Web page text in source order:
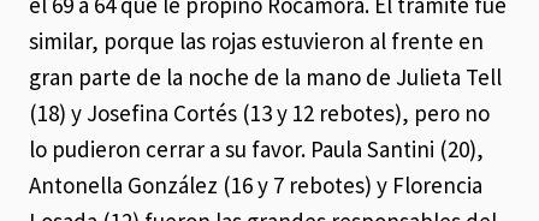
similar, porque las rojas estuvieron al frente en
gran parte de la noche de la mano de Julieta Tell
(18) y Josefina Cortés (13 y 12 rebotes), pero no
lo pudieron cerrar a su favor. Paula Santini (20),
Antonella González (16 y 7 rebotes) y Florencia